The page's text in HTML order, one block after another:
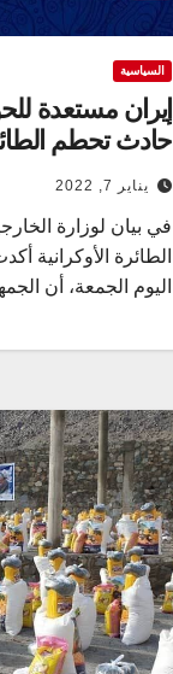
السياسية
إيران مستعدة
حادث تحطم
يناير 7, 2022
في بيان لوزارة
الطائرة الأوكرانية
اليوم الجمعة، أن